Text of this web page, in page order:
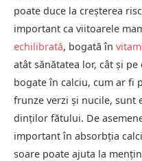
poate duce la creșterea
important ca viitoarele
echilibrată, bogată în
atât sănătatea lor, cât și
bogate în calciu, cum ar fi
frunze verzi și nucile, sunt
dinților fătului. De
important în absorbția
soare poate ajuta la